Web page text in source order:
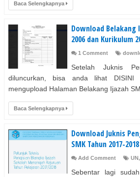
Baca Selengkapnya
Download Belakang
2006 dan Kurikulum
1 Comment
Setelah Juknis
diluncurkan, bisa anda lihat
mengupload Halaman Belakang Ijazah
Baca Selengkapnya
Download Juknis
SMK Tahun 2017-2018
Add Comment UN,
Sebentar lagi